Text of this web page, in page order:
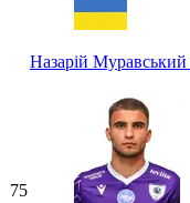
Назарій Муравський
75